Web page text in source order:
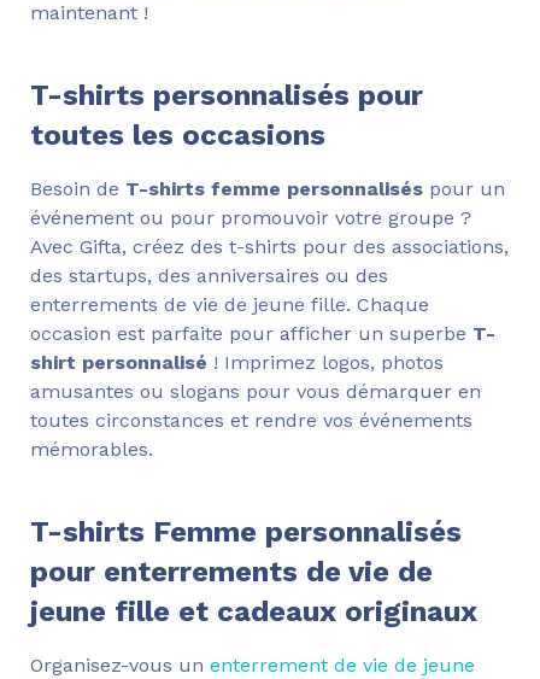
maintenant !
T-shirts personnalisés pour
toutes les occasions
Besoin de T-shirts femme personnalisés pour un
événement ou pour promouvoir votre groupe ?
Avec Gifta, créez des t-shirts pour des associations,
des startups, des anniversaires ou des
enterrements de vie de jeune fille. Chaque
occasion est parfaite pour afficher un superbe T-
shirt personnalisé ! Imprimez logos, photos
amusantes ou slogans pour vous démarquer en
toutes circonstances et rendre vos événements
mémorables.
T-shirts Femme personnalisés
pour enterrements de vie de
jeune fille et cadeaux originaux
Organisez-vous un enterrement de vie de jeune